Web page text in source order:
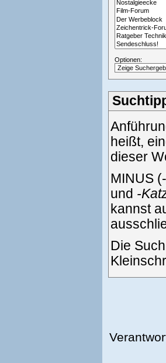
Optionen:
heißt,
dieser
MINUS
und -
kannst
Die